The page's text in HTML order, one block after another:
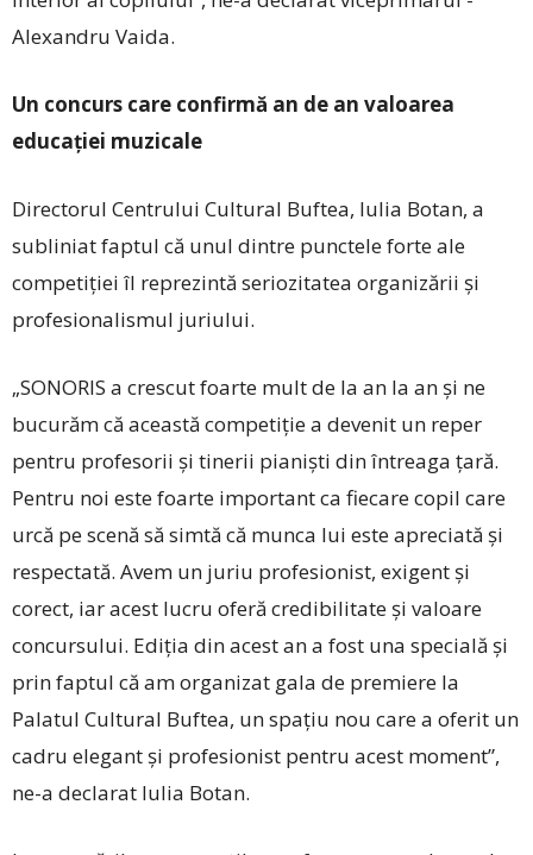
Alexandru Vaida.
Un concurs care confirmă an de an valoarea
educației muzicale
Directorul Centrului Cultural Buftea, Iulia ­Botan, a
subliniat faptul că unul dintre punctele forte ale
competiției îl reprezintă seriozitatea organizării și
profesionalismul juriului.
„SONORIS a crescut foarte mult de la an la an și ne
bucurăm că această competiție a devenit un reper
pentru profesorii și tinerii pianiști din întreaga țară.
Pentru noi este foarte important ca fiecare copil care
urcă pe scenă să simtă că munca lui este apreciată și
respectată. Avem un juriu profesionist, exigent și
corect, iar acest lucru oferă credibilitate și valoare
concursului. Ediția din acest an a fost una specială și
prin faptul că am organizat gala de premiere la
Palatul Cultural Buftea, un spațiu nou care a oferit un
cadru elegant și profesionist pentru acest moment”,
ne-a declarat Iulia Botan.